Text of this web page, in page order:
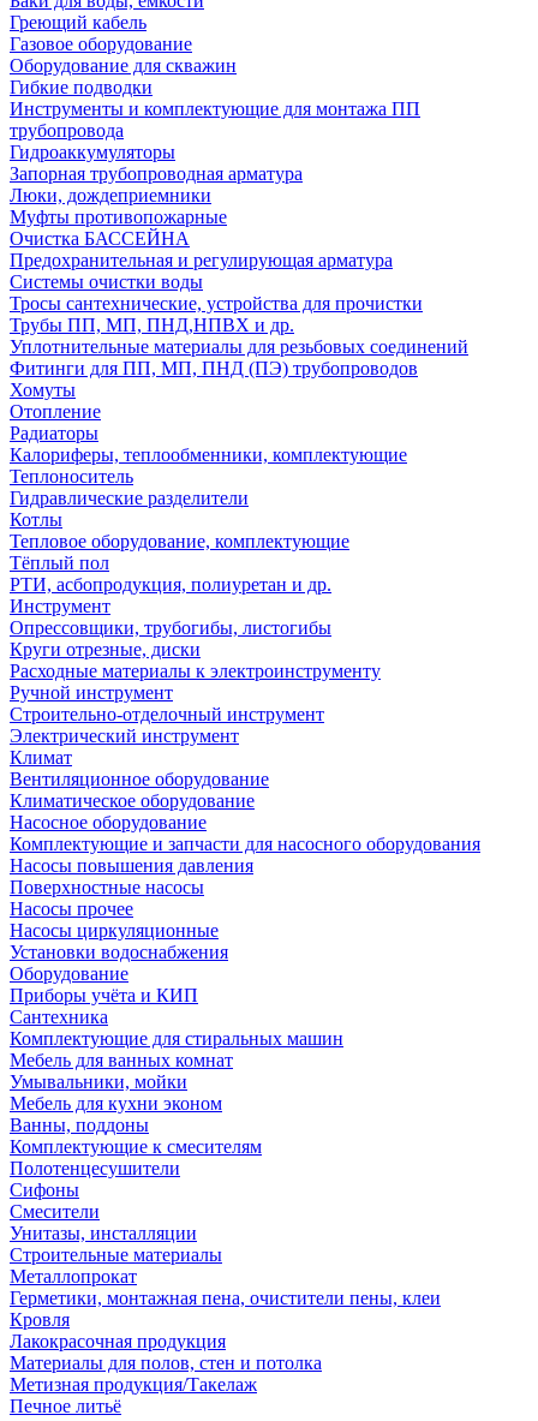
Греющий кабель
Газовое оборудование
Оборудование для скважин
Гибкие подводки
Инструменты и комплектующие для монтажа ПП
трубопровода
Гидроаккумуляторы
Запорная трубопроводная арматура
Люки, дождеприемники
Муфты противопожарные
Очистка БАССЕЙНА
Предохранительная и регулирующая арматура
Системы очистки воды
Тросы сантехнические, устройства для прочистки
Трубы ПП, МП, ПНД,НПВХ и др.
Уплотнительные материалы для резьбовых соединений
Фитинги для ПП, МП, ПНД (ПЭ) трубопроводов
Хомуты
Отопление
Радиаторы
Калориферы, теплообменники, комплектующие
Теплоноситель
Гидравлические разделители
Котлы
Тепловое оборудование, комплектующие
Тёплый пол
РТИ, асбопродукция, полиуретан и др.
Инструмент
Опрессовщики, трубогибы, листогибы
Круги отрезные, диски
Расходные материалы к электроинструменту
Ручной инструмент
Строительно-отделочный инструмент
Электрический инструмент
Климат
Вентиляционное оборудование
Климатическое оборудование
Насосное оборудование
Комплектующие и запчасти для насосного оборудования
Насосы повышения давления
Поверхностные насосы
Насосы прочее
Насосы циркуляционные
Установки водоснабжения
Оборудование
Приборы учёта и КИП
Сантехника
Комплектующие для стиральных машин
Мебель для ванных комнат
Умывальники, мойки
Мебель для кухни эконом
Ванны, поддоны
Комплектующие к смесителям
Полотенцесушители
Сифоны
Смесители
Унитазы, инсталляции
Строительные материалы
Металлопрокат
Герметики, монтажная пена, очистители пены, клеи
Кровля
Лакокрасочная продукция
Материалы для полов, стен и потолка
Метизная продукция/Такелаж
Печное литьё